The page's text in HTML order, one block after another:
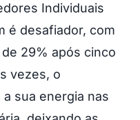
Individuais
é desafiador, com
29% após cinco
vezes, o
sua energia nas